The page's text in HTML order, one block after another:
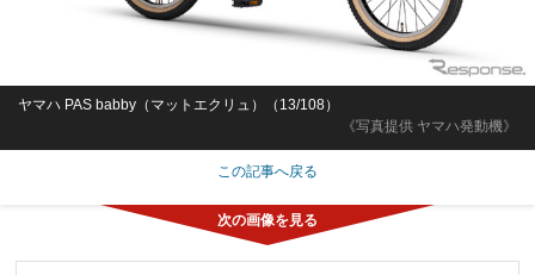
《写真提供 ヤマハ発動機》
ヤマハ PAS babby（マットエクリュ）（13/108）
この記事へ戻る